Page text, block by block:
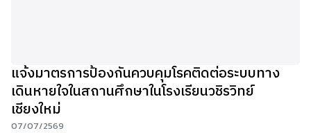
แจ้งมาตรการป้องกันควบคุมโรคติดต่อระบบทาง
เดินหายใจในสถานศึกษาในโรงเรียนวชิรวิทย์
เชียงใหม่
07/07/2569